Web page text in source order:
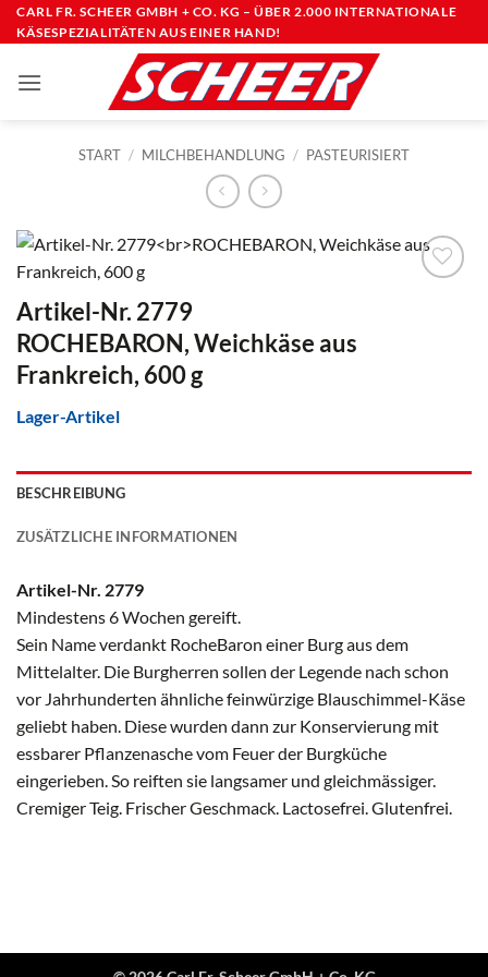
Zum
Inhalt
CARL FR. SCHEER GMBH + CO. KG – ÜBER 2.000 INTERNATIONALE
KÄSESPEZIALITÄTEN AUS EINER HAND!
START / MILCHBEHANDLUNG / PASTEURISIERT
Artikel-Nr. 2779
ROCHEBARON, Weichkäse aus
Frankreich, 600 g
Lager-Artikel
BESCHREIBUNG
ZUSÄTZLICHE INFORMATIONEN
Artikel-Nr. 2779
Mindestens 6 Wochen gereift.
Sein Name verdankt RocheBaron einer Burg aus dem
Mittelalter. Die Burgherren sollen der Legende nach schon
vor Jahrhunderten ähnliche feinwürzige Blauschimmel-Käse
geliebt haben. Diese wurden dann zur Konservierung mit
essbarer Pflanzenasche vom Feuer der Burgküche
eingerieben. So reiften sie langsamer und gleichmässiger.
Cremiger Teig. Frischer Geschmack. Lactosefrei. Glutenfrei.